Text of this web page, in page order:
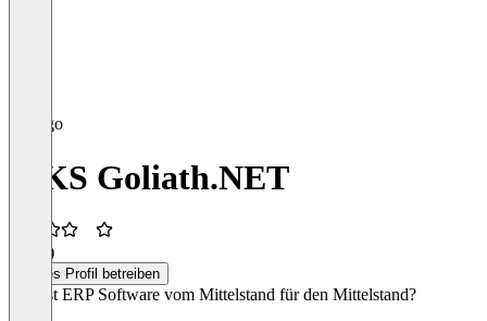
MKS Goliath.NET
(1)
Dieses Profil betreiben
Was ist ERP Software vom Mittelstand für den Mittelstand?